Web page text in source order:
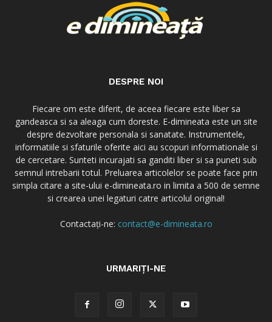
DESPRE NOI
Fiecare om este diferit, de aceea fiecare este liber sa
gandeasca si sa aleaga cum doreste. E-dimineata este un site
despre dezvoltare personala si sanatate. Instrumentele,
informatiile si sfaturile oferite aici au scopuri informationale si
de cercetare. Sunteti incurajati sa ganditi liber si sa puneti sub
semnul intrebarii totul. Preluarea articolelor se poate face prin
simpla citare a site-ului e-dimineata.ro in limita a 500 de semne
si crearea unei legaturi catre articolul original!
Contactați-ne: contact@e-dimineata.ro
URMARIȚI-NE